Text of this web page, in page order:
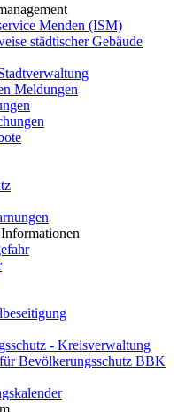
Menden (ISM)
städtischer Gebäude
Meldungen
- Kreisverwaltung
Bevölkerungsschutz BBK